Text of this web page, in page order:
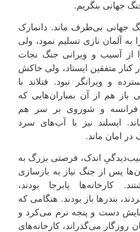
بنگریم.
بی‌طرف ماند. دانمارک
آلمان نازی تسلیم نمود، ولی
آسیب و ویرانی جنگ نجات
متفقین ایستاد، ولی خاکش
و ویرانگر نبود. فنلاند با
هم از آن بمباران‌هایی که
فرانسه و شوروی بر سر هم
ایسلند نیز با آب‌های سرد
امان ماند.
اندک، فرصتی بزرگ به
پس از جنگ نیاز به بازسازی
کارخانه‌ها پابرجا بودند،
بندرها باز بودند. هنگامی که
دست و پنجه نرم می‌کرد و
روزگار می‌گذراند، کارخانه‌های